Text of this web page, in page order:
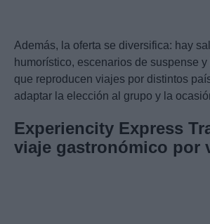
Además, la oferta se diversifica: hay
humorístico, escenarios de suspense
que reproducen viajes por distintos
adaptar la elección al grupo y la
Experiencity Express
viaje gastronómico por